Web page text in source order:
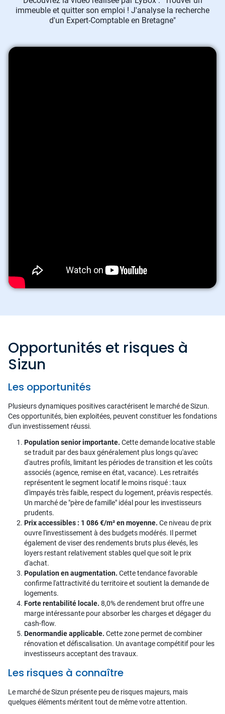
immeuble et quitter son emploi ! J'analyse la recherche
d'un Expert-Comptable en Bretagne"
Opportunités et risques à
Sizun
Les opportunités
Plusieurs dynamiques positives caractérisent le marché de Sizun.
Ces opportunités, bien exploitées, peuvent constituer les fondations
d'un investissement réussi.
Population senior importante. Cette demande locative stable
se traduit par des baux généralement plus longs qu'avec
d'autres profils, limitant les périodes de transition et les coûts
associés (agence, remise en état, vacance). Les retraités
représentent le segment locatif le moins risqué : taux
d'impayés très faible, respect du logement, préavis respectés.
Un marché de "père de famille" idéal pour les investisseurs
prudents.
Prix accessibles : 1 086 €/m² en moyenne. Ce niveau de prix
ouvre l'investissement à des budgets modérés. Il permet
également de viser des rendements bruts plus élevés, les
loyers restant relativement stables quel que soit le prix
d'achat.
Population en augmentation. Cette tendance favorable
confirme l'attractivité du territoire et soutient la demande de
logements.
Forte rentabilité locale. 8,0% de rendement brut offre une
marge intéressante pour absorber les charges et dégager du
cash-flow.
Denormandie applicable. Cette zone permet de combiner
rénovation et défiscalisation. Un avantage compétitif pour les
investisseurs acceptant des travaux.
Les risques à connaître
Le marché de Sizun présente peu de risques majeurs, mais
quelques éléments méritent tout de même votre attention.